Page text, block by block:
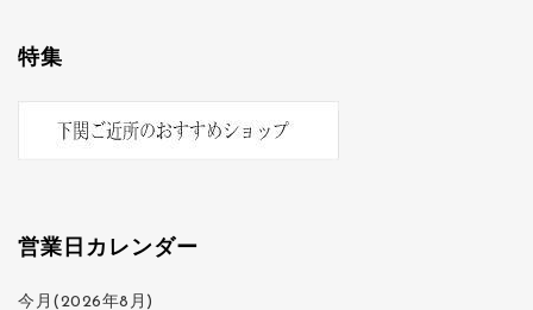
特集
営業日カレンダー
今月(2026年8月)